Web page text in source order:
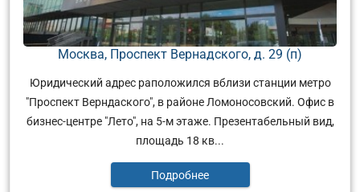
Москва, Проспект Вернадского, д. 29 (п)
Юридический адрес раположился вблизи станции метро
"Проспект Верндаского", в районе Ломоносовский. Офис в
бизнес-центре "Лето", на 5-м этаже. Презентабельный вид,
площадь 18 кв...
Подробнее